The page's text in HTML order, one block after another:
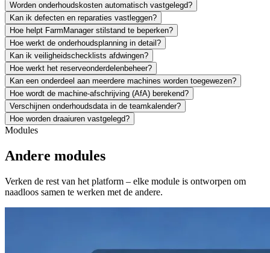
Worden onderhoudskosten automatisch vastgelegd?
Kan ik defecten en reparaties vastleggen?
Hoe helpt FarmManager stilstand te beperken?
Hoe werkt de onderhoudsplanning in detail?
Kan ik veiligheidschecklists afdwingen?
Hoe werkt het reserveonderdelenbeheer?
Kan een onderdeel aan meerdere machines worden toegewezen?
Hoe wordt de machine-afschrijving (AfA) berekend?
Verschijnen onderhoudsdata in de teamkalender?
Hoe worden draaiuren vastgelegd?
Modules
Andere modules
Verken de rest van het platform – elke module is ontworpen om
naadloos samen te werken met de andere.